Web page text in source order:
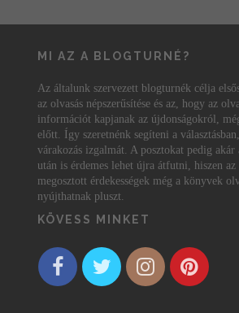
MI AZ A BLOGTURNÉ?
Az általunk szervezett blogturnék célja
az olvasás népszerűsítése és az, hogy az
információt kapjanak az újdonságokról,
előtt. Így szeretnénk segíteni a
várakozás izgalmát. A posztokat pedig akár
után is érdemes lehet újra átfutni, hiszen
megosztott érdekességek még a könyvek
nyújthatnak pluszt.
KÖVESS MINKET